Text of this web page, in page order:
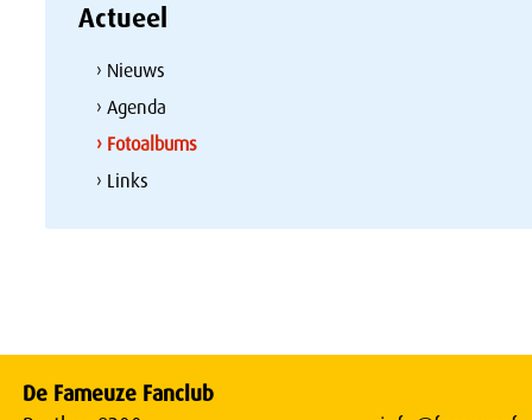
Actueel
› Nieuws
› Agenda
› Fotoalbums
› Links
De Fameuze Fanclub